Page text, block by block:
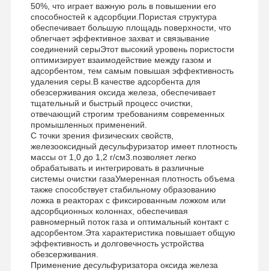
Главная
Страница
Продукция Ролики О Компании
50%, что играет важную роль в повышении его
способностей к адсорбции.Пористая структура
обеспечивает большую площадь поверхности, что
облегчает эффективное захват и связывание
соединений серыЭтот высокий уровень пористости
оптимизирует взаимодействие между газом и
адсорбентом, тем самым повышая эффективность
удаления серы.В качестве адсорбента для
обезсерживания оксида железа, обеспечивает
тщательный и быстрый процесс очистки,
отвечающий строгим требованиям современных
промышленных применений.
С точки зрения физических свойств,
железооксидный десульфуризатор имеет плотность
массы от 1,0 до 1,2 г/см3.позволяет легко
обрабатывать и интегрировать в различные
системы очистки газаУмеренная плотность объема
также способствует стабильному образованию
ложка в реакторах с фиксированным ложком или
адсорбционных колоннах, обеспечивая
равномерный поток газа и оптимальный контакт с
адсорбентом.Эта характеристика повышает общую
эффективность и долговечность устройства
обезсерживания.
Применение десульфуризатора оксида железа